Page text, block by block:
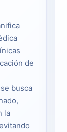
de
busca
la